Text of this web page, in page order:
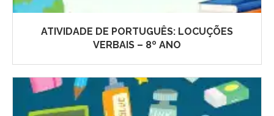
ATIVIDADE DE PORTUGUÊS: LOCUÇÕES
VERBAIS – 8º ANO